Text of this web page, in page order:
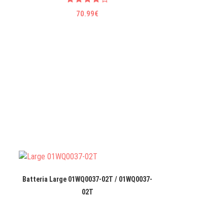
70.99€
Batteria Large 01WQ0037-02T / 01WQ0037-
02T